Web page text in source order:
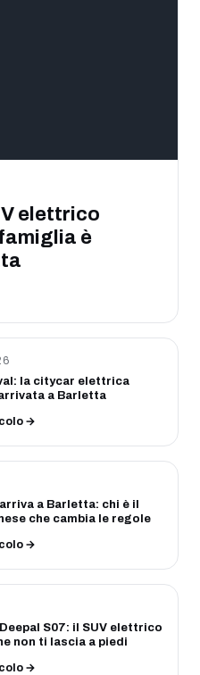
elettrico
è
la citycar elettrica
a Barletta
→
arriva a Barletta: chi è il
che cambia le regole
→
Deepal S07: il SUV elettrico
non ti lascia a piedi
→